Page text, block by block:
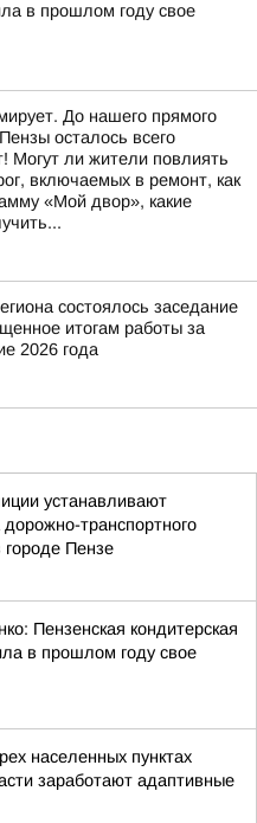
в прошлом году свое
До нашего прямого
осталось всего
Могут ли жители повлиять
включаемых в ремонт, как
«Мой двор», какие
состоялось заседание
итогам работы за
2026 года
устанавливают
дорожно-транспортного
Пензе
Пензенская кондитерская
в прошлом году свое
населенных пунктах
заработают адаптивные